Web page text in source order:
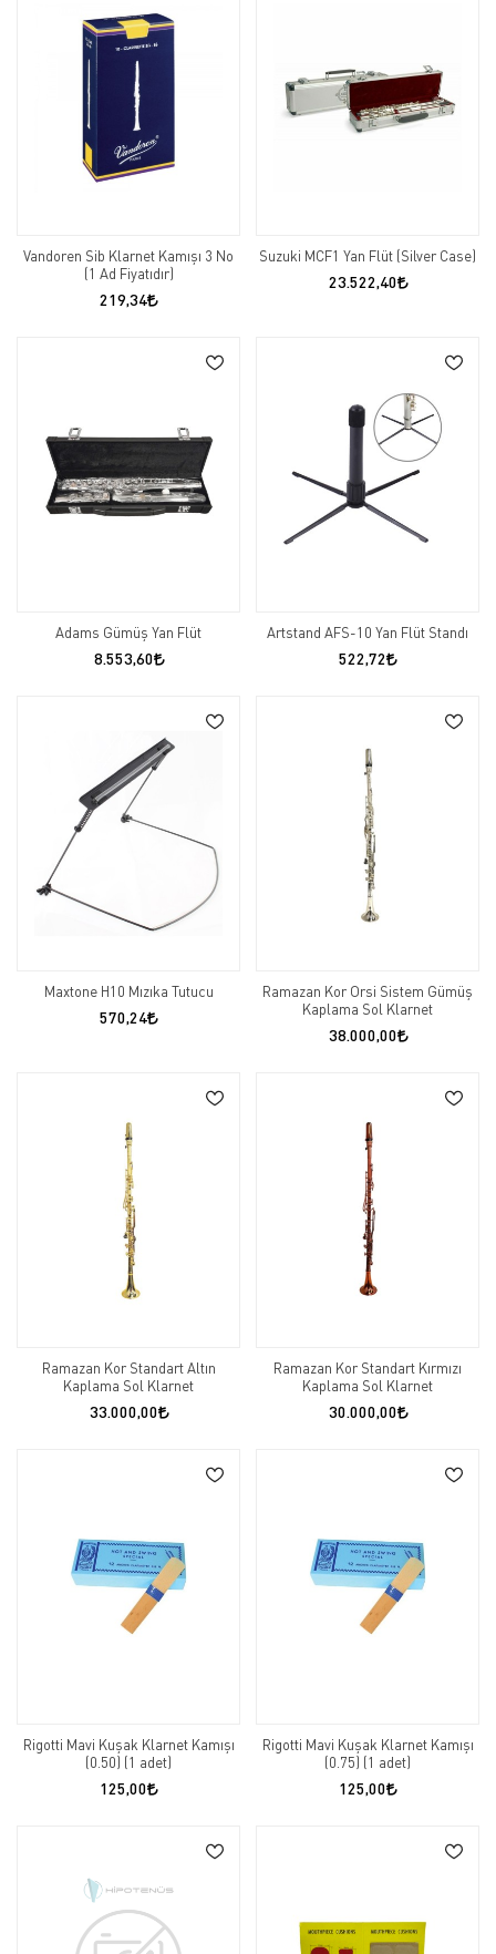
Vandoren Sib Klarnet Kamışı 3 No
(1 Ad Fiyatıdır)
219,34
Suzuki MCF1 Yan Flüt (Silver Case)
23.522,40
Adams Gümüş Yan Flüt
8.553,60
Artstand AFS-10 Yan Flüt Standı
522,72
Maxtone H10 Mızıka Tutucu
570,24
Ramazan Kor Orsi Sistem Gümüş
Kaplama Sol Klarnet
38.000,00
Ramazan Kor Standart Altın
Kaplama Sol Klarnet
33.000,00
Ramazan Kor Standart Kırmızı
Kaplama Sol Klarnet
30.000,00
Rigotti Mavi Kuşak Klarnet Kamışı
(0.50) (1 adet)
125,00
Rigotti Mavi Kuşak Klarnet Kamışı
(0.75) (1 adet)
125,00